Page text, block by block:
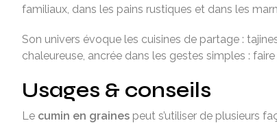
familiaux, dans les pains rustiques et dans les
Son univers évoque les cuisines de partage :
chaleureuse, ancrée dans les gestes simples :
Usages & conseils
Le cumin en graines peut s’utiliser de plusieurs